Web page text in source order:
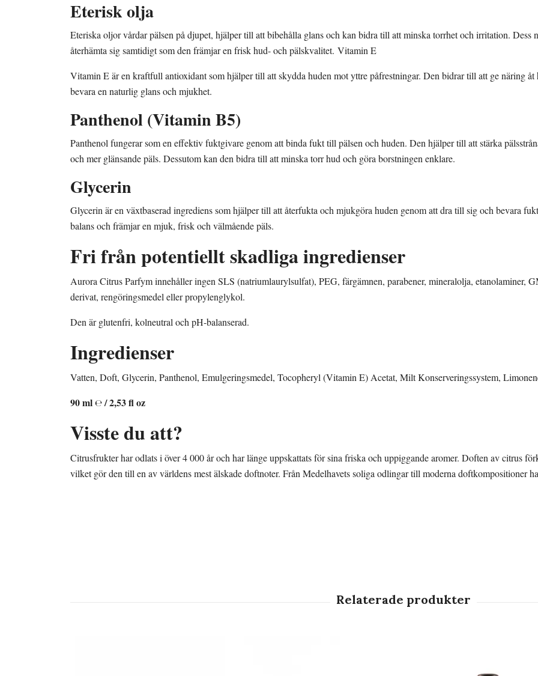
Eterisk olja
Eteriska oljor vårdar pälsen på djupet, hjälper till att bibehålla glans och kan bidra till att minska torrhet och irritation. Dess
återhämta sig samtidigt som den främjar en frisk hud- och pälskvalitet. Vitamin E
Vitamin E är en kraftfull antioxidant som hjälper till att skydda huden mot yttre påfrestningar. Den bidrar till att ge näring
bevara en naturlig glans och mjukhet.
Panthenol (Vitamin B5)
Panthenol fungerar som en effektiv fuktgivare genom att binda fukt till pälsen och huden. Den hjälper till att stärka
och mer glänsande päls. Dessutom kan den bidra till att minska torr hud och göra borstningen enklare.
Glycerin
Glycerin är en växtbaserad ingrediens som hjälper till att återfukta och mjukgöra huden genom att dra till sig och bevara
balans och främjar en mjuk, frisk och välmående päls.
Fri från potentiellt skadliga ingredienser
Aurora Citrus Parfym innehåller ingen SLS (natriumlaurylsulfat), PEG, färgämnen, parabener, mineralolja, etanolaminer,
derivat, rengöringsmedel eller propylenglykol.
Den är glutenfri, kolneutral och pH-balanserad.
Ingredienser
Vatten, Doft, Glycerin, Panthenol, Emulgeringsmedel, Tocopheryl (Vitamin E) Acetat, Milt Konserveringssystem,
90 ml ℮ / 2,53 fl oz
Visste du att?
Citrusfrukter har odlats i över 4 000 år och har länge uppskattats för sina friska och uppiggande aromer. Doften av citrus
vilket gör den till en av världens mest älskade doftnoter. Från Medelhavets soliga odlingar till moderna doftkompositioner